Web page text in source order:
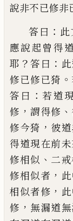
說非不已修非
答曰 ： 此
應說起曾得
耶 ？答曰 ：
修已修已猗 。
答曰 ：若道
修 ，謂得修 、
修今猗 ， 彼
得道現在前
修相似 、 二
修相似者 ，
相似者修 ，
修 ， 無漏道